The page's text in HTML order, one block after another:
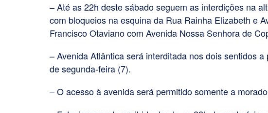
– Até as 22h deste sábado seguem as interdições na
com bloqueios na esquina da Rua Rainha Elizabeth e
Francisco Otaviano com Avenida Nossa Senhora de
– Avenida Atlântica será interditada nos dois sentidos
de segunda-feira (7).
– O acesso à avenida será permitido somente a